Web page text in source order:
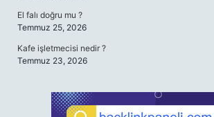
El falı doğru mu ?
Temmuz 25, 2026
Kafe işletmecisi nedir ?
Temmuz 23, 2026